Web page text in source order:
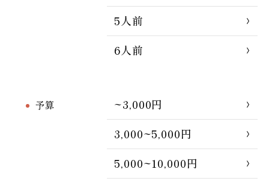
5人前
6人前
予算
~3,000円
3,000~5,000円
5,000~10,000円